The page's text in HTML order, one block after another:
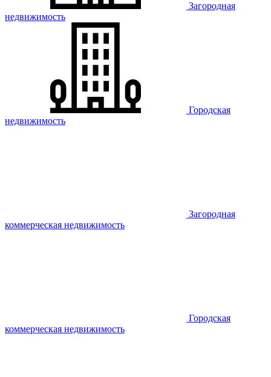
Загородная
недвижимость
Городская
недвижимость
Загородная
коммерческая недвижимость
Городская
коммерческая недвижимость